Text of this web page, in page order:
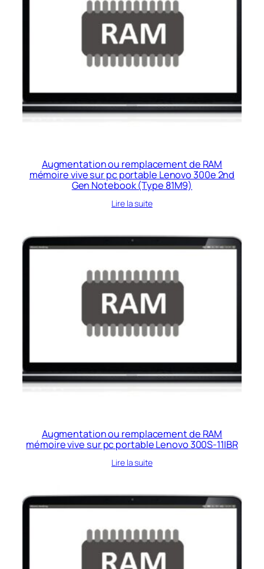
Augmentation ou remplacement de RAM
mémoire vive sur pc portable Lenovo 300e 2nd
Gen Notebook (Type 81M9)
Lire la suite
Augmentation ou remplacement de RAM
mémoire vive sur pc portable Lenovo 300S-11IBR
Lire la suite